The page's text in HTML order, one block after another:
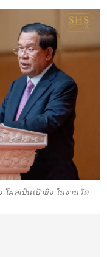
ผล่เป็นเป้ายิง ในงานวัด